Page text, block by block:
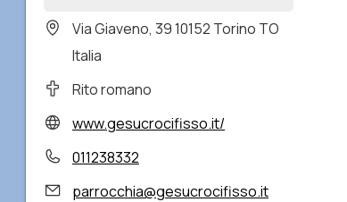
Via Giaveno, 39 10152 Torino TO
Italia
Rito romano
www.gesucrocifisso.it/
011238332
parrocchia@gesucrocifisso.it